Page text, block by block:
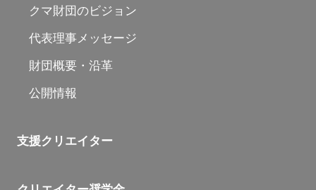
クマ財団のビジョン
代表理事メッセージ
財団概要・沿革
公開情報
支援クリエイター